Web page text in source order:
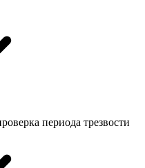
периода трезвости